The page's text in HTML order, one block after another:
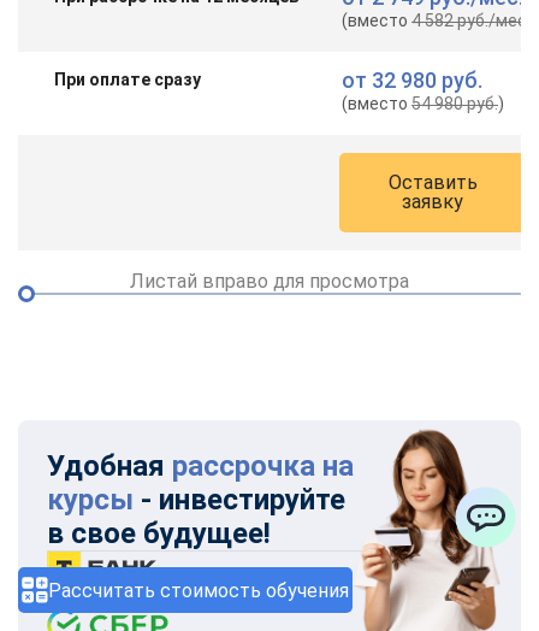
Рассчитать стоимость обучения
(вместо4 582 руб./мес.
При оплате сразу от 32 980 руб.
(вместо54 980 руб.)
Оставить
заявку
Листай вправо для просмотра
Удобная рассрочка на
курсы - инвестируйте
в свое будущее!
6 месяцев